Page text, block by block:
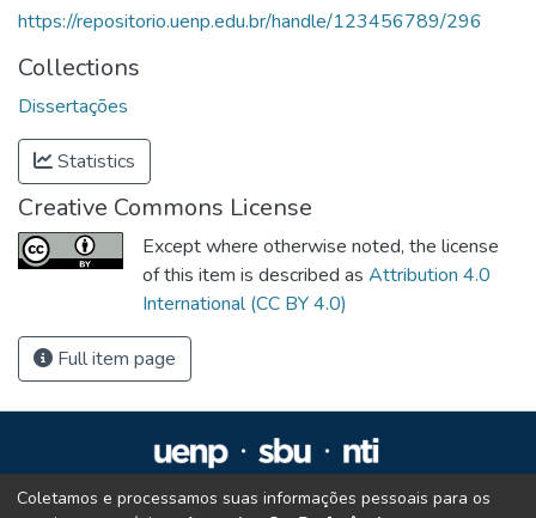
https://repositorio.uenp.edu.br/handle/123456789/296
Collections
Dissertações
Statistics
Creative Commons License
Except where otherwise noted, the license
of this item is described as Attribution 4.0
International (CC BY 4.0)
Full item page
Repositório Institucional da UENP
Coletamos e processamos suas informações pessoais para os